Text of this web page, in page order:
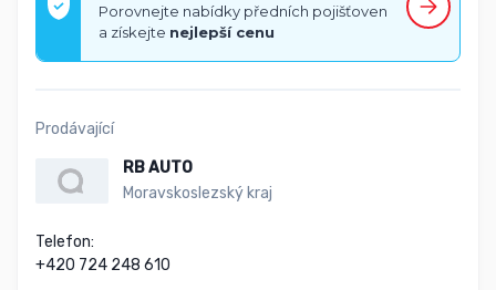
Porovnejte nabídky předních pojišťoven
a získejte nejlepší cenu
Prodávající
RB AUTO
Moravskoslezský kraj
Telefon:
+420 724 248 610